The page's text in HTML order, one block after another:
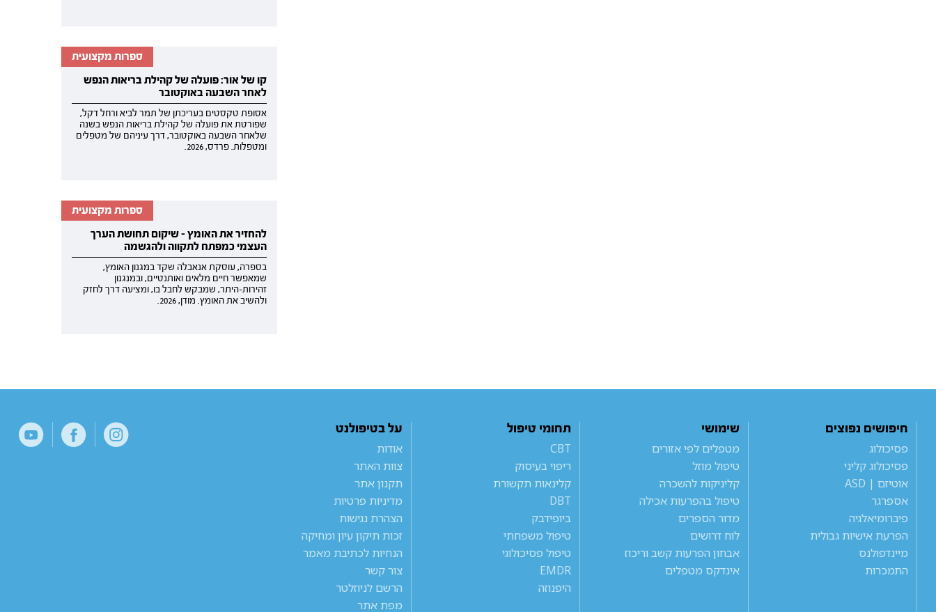
ספרות מקצועית
קו של אור: פועלה של קהילת בריאות הנפש
לאחר השבעה באוקטובר
אסופת טקסטים בעריכתן של תמר לביא ורחל דקל,
שפורטת את פועלה של קהילת בריאות הנפש בשנה
שלאחר השבעה באוקטובר, דרך עיניהם של מטפלים
ומטפלות. פרדס, 2026.
ספרות מקצועית
להחזיר את האומץ - שיקום תחושת הערך
העצמי כמפתח לתקווה ולהגשמה
בספרה, עוסקת אנאבלה שקד במגנון האומץ,
שמאפשר חיים מלאים ואותנטיים, ובמנגנון
זהירות-היתר, שמבקש לחבל בו, ומציעה דרך לחזק
ולהשיב את האומץ. מודן, 2026.
חיפושים נפוצים
פסיכולוג
פסיכולוג קליני
אוטיזם | ASD
אספרגר
פיברומיאלגיה
הפרעת אישיות גבולית
מיינדפולנס
התמכרות
שימושי
מטפלים לפי אזורים
טיפול מוזל
קליניקות להשכרה
טיפול בהפרעות אכילה
מדור הספרים
לוח דרושים
אבחון הפרעות קשב וריכוז
אינדקס מטפלים
תחומי טיפול
CBT
ריפוי בעיסוק
קלינאות תקשורת
DBT
ביופידבק
טיפול משפחתי
טיפול פסיכולוגי
EMDR
היפנוזה
על בטיפולנט
אודות
צוות האתר
תקנון אתר
מדיניות פרטיות
הצהרת נגישות
זכות תיקון עיון ומחיקה
הנחיות לכתיבת מאמר
צור קשר
הרשם לניוזלטר
מפת אתר